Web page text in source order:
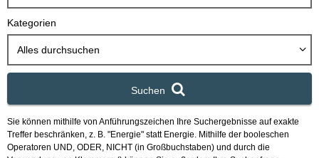
h
b
x
Kategorien
Alles durchsuchen
Suchen
Sie können mithilfe von Anführungszeichen Ihre Suchergebnisse auf exakte
Treffer beschränken, z. B. "Energie" statt Energie. Mithilfe der booleschen
Operatoren UND, ODER, NICHT (in Großbuchstaben) und durch die